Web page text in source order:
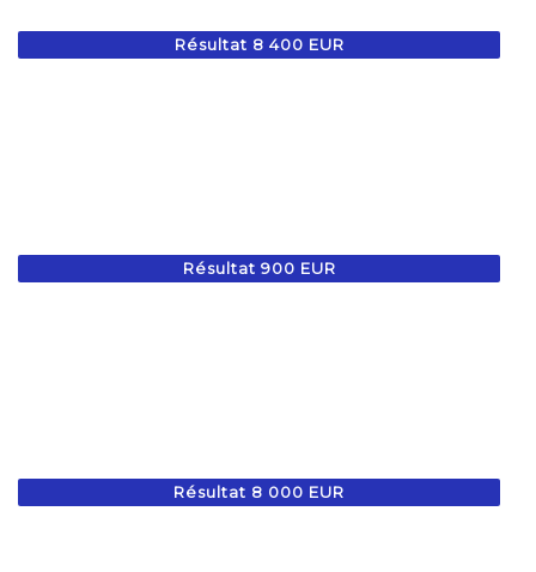
Résultat 8 400 EUR
Résultat 900 EUR
Résultat 8 000 EUR